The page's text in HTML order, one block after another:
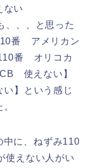
ない
、、、と思った
番 アメリカン
番 オリコカ
使えない】
】という感じ
中に、ねずみ110
使えない人がい